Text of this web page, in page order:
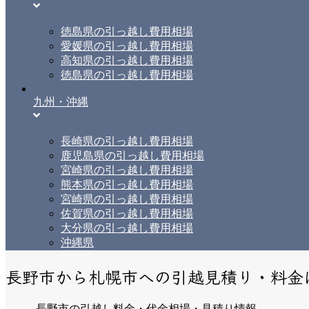
徳島県の引っ越し費用相場
愛媛県の引っ越し費用相場
高知県の引っ越し費用相場
徳島県の引っ越し費用相場
九州・沖縄
長崎県の引っ越し費用相場
鹿児島県の引っ越し費用相場
宮崎県の引っ越し費用相場
熊本県の引っ越し費用相場
宮崎県の引っ越し費用相場
佐賀県の引っ越し費用相場
大分県の引っ越し費用相場
沖縄県
長野市から札幌市への引越見積り・料金